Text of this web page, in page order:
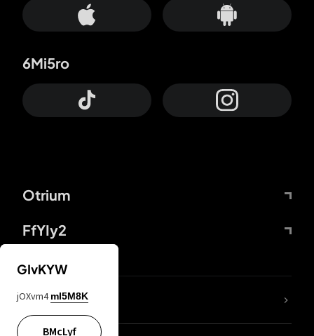
Otrium
FfYIy2
6Mi5ro
DDcvSo
GIvKYW
jOXvm4 mI5M8K
BMcLyf